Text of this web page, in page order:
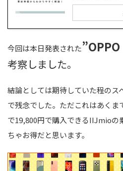
今回は本日発表された
考察しました。
結論としては期待していた程のス
で残念でした。ただこれはあくま
で19,800円で購入できるIIJmioの
ちゃお得だと思います。